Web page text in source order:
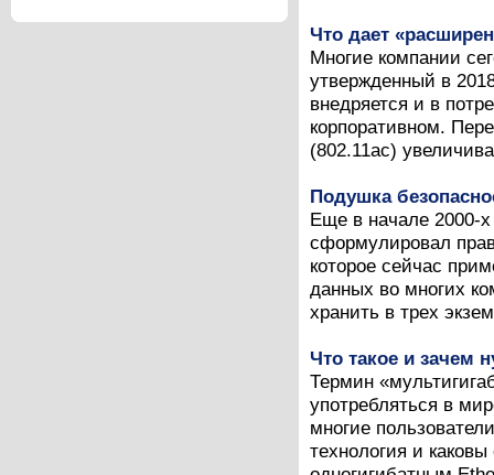
Что дает
Многие компании
утвержденный в
внедряется и в
корпоративном.
(802.11ac)
Подушка
Еще в начале 2000-
сформулировал
которое сейчас
данных во многих
хранить в трех
Что такое и зачем
Термин
употребляться в
многие
технология и